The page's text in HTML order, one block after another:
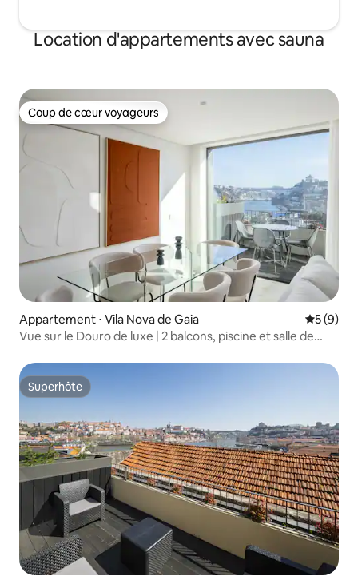
Location d'appartements avec sauna
Coup de cœur voyageurs
Coup de cœur voyageurs
Appartement ⋅ Vila Nova de Gaia
5 (9)
Vue sur le Douro de luxe | 2 balcons, piscine et salle de
Superhôte
Superhôte